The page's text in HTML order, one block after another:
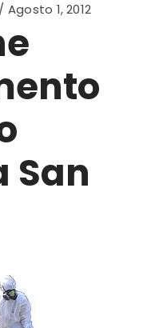
Agosto 1, 2012
San